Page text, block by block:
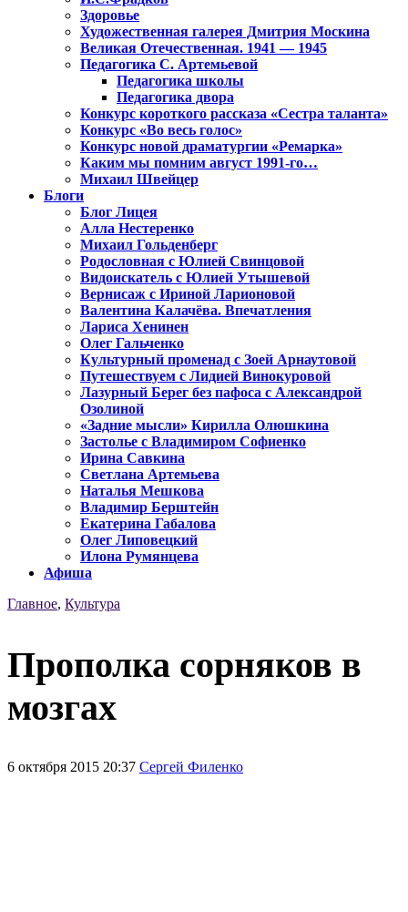
Здоровье
Художественная галерея Дмитрия Москина
Великая Отечественная. 1941 — 1945
Педагогика С. Артемьевой
Педагогика школы
Педагогика двора
Конкурс короткого рассказа «Сестра таланта»
Конкурс «Во весь голос»
Конкурс новой драматургии «Ремарка»
Каким мы помним август 1991-го…
Михаил Швейцер
Блоги
Блог Лицея
Алла Нестеренко
Михаил Гольденберг
Родословная с Юлией Свинцовой
Видоискатель с Юлией Утышевой
Вернисаж с Ириной Ларионовой
Валентина Калачёва. Впечатления
Лариса Хенинен
Олег Гальченко
Культурный променад с Зоей Арнаутовой
Путешествуем с Лидией Винокуровой
Лазурный Берег без пафоса с Александрой
Озолиной
«Задние мысли» Кирилла Олюшкина
Застолье с Владимиром Софиенко
Ирина Савкина
Светлана Артемьева
Наталья Мешкова
Владимир Берштейн
Екатерина Габалова
Олег Липовецкий
Илона Румянцева
Афиша
Главное, Культура
Прополка сорняков в
мозгах
6 октября 2015 20:37 Сергей Филенко